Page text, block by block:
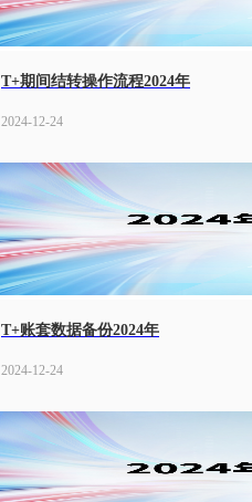
T+期间结转操作流程2024年
2024-12-24
T+账套数据备份2024年
2024-12-24